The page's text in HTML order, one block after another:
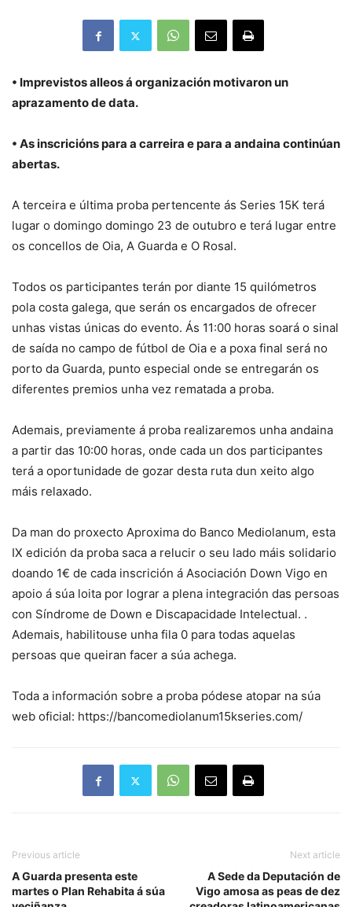
• Imprevistos alleos á organización motivaron un
aprazamento de data.
• As inscricións para a carreira e para a andaina continúan
abertas.
A terceira e última proba pertencente ás Series 15K terá
lugar o domingo domingo 23 de outubro e terá lugar entre
os concellos de Oia, A Guarda e O Rosal.
Todos os participantes terán por diante 15 quilómetros
pola costa galega, que serán os encargados de ofrecer
unhas vistas únicas do evento. Ás 11:00 horas soará o sinal
de saída no campo de fútbol de Oia e a poxa final será no
porto da Guarda, punto especial onde se entregarán os
diferentes premios unha vez rematada a proba.
Ademais, previamente á proba realizaremos unha andaina
a partir das 10:00 horas, onde cada un dos participantes
terá a oportunidade de gozar desta ruta dun xeito algo
máis relaxado.
Da man do proxecto Aproxima do Banco Mediolanum, esta
IX edición da proba saca a relucir o seu lado máis solidario
doando 1€ de cada inscrición á Asociación Down Vigo en
apoio á súa loita por lograr a plena integración das persoas
con Síndrome de Down e Discapacidade Intelectual. .
Ademais, habilitouse unha fila 0 para todas aquelas
persoas que queiran facer a súa achega.
Toda a información sobre a proba pódese atopar na súa
web oficial: https://bancomediolanum15kseries.com/
Previous article
A Guarda presenta este
martes o Plan Rehabita á súa
Next article
A Sede da Deputación de
Vigo amosa as peas de dez